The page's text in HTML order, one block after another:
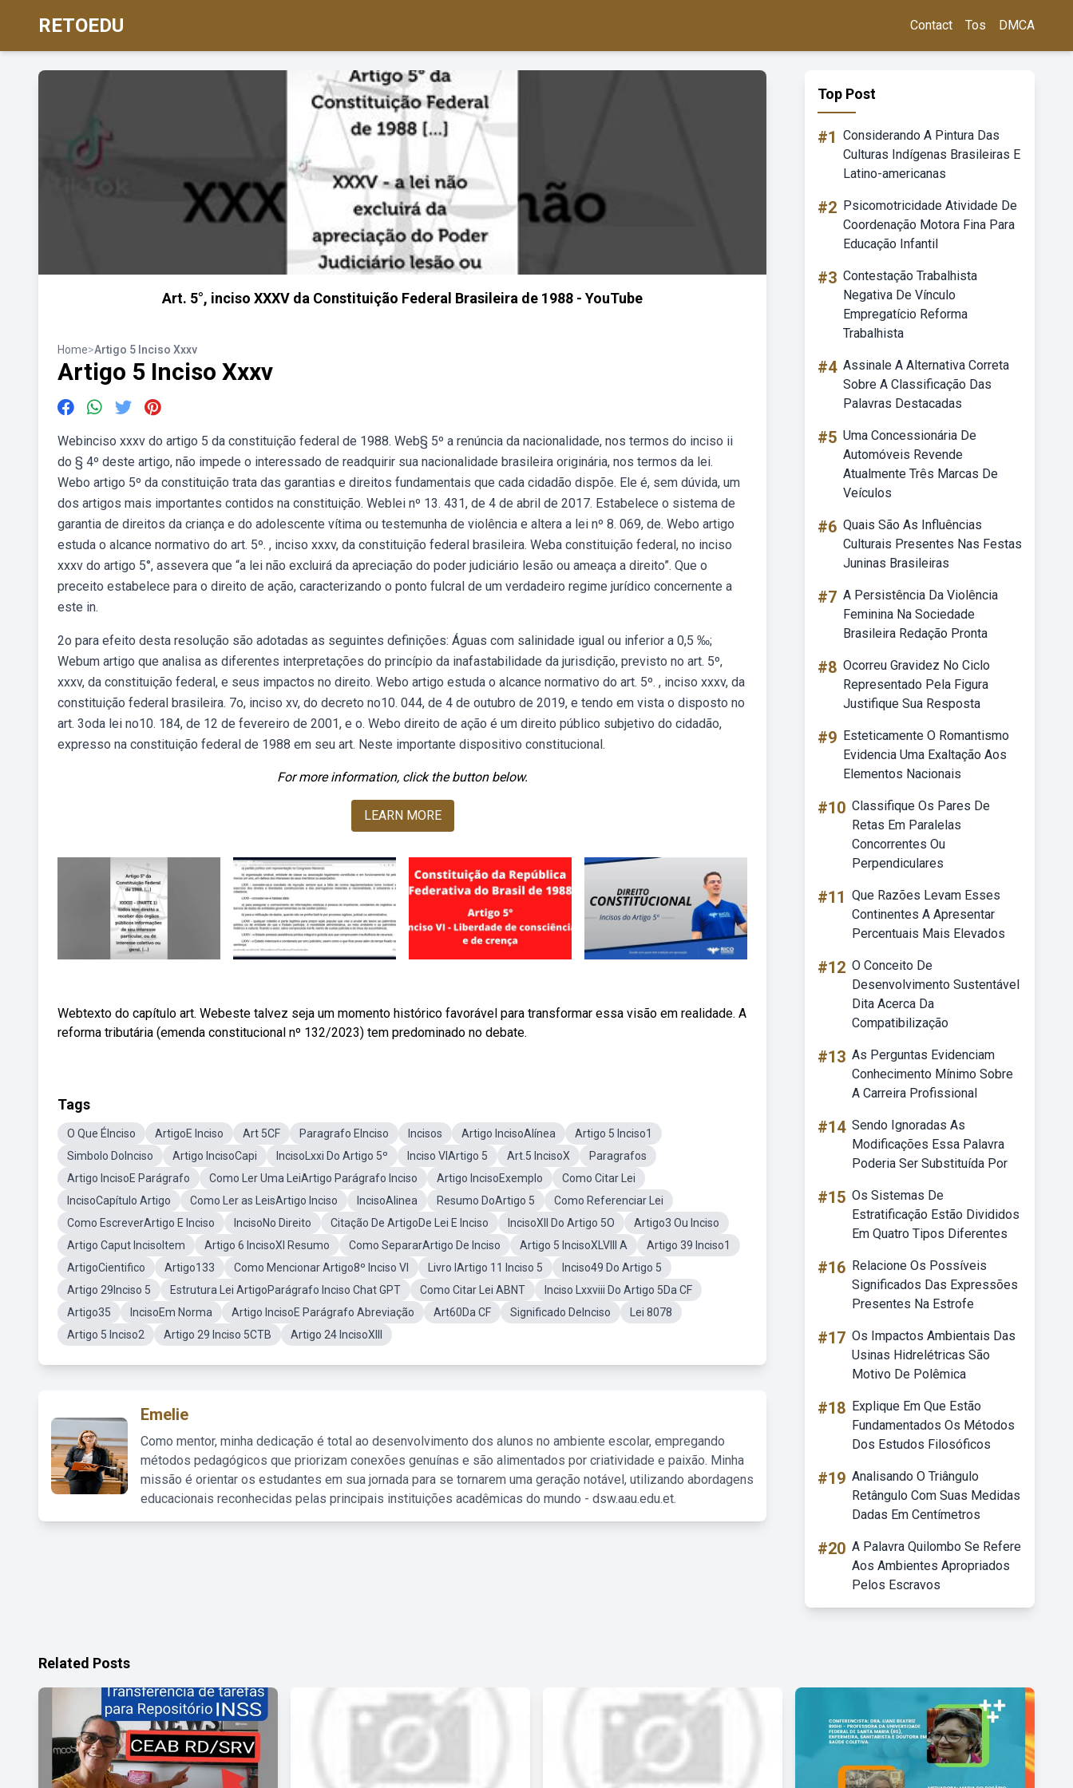
RETOEDU Contact Tos DMCA
Art. 5°, inciso XXXV da Constituição Federal Brasileira de 1988 - YouTube
Home>Artigo 5 Inciso Xxxv
Artigo 5 Inciso Xxxv
Webinciso xxxv do artigo 5 da constituição federal de 1988. Web§ 5º a renúncia da nacionalidade, nos termos do inciso ii
do § 4º deste artigo, não impede o interessado de readquirir sua nacionalidade brasileira originária, nos termos da lei.
Webo artigo 5º da constituição trata das garantias e direitos fundamentais que cada cidadão dispõe. Ele é, sem dúvida, um
dos artigos mais importantes contidos na constituição. Weblei nº 13. 431, de 4 de abril de 2017. Estabelece o sistema de
garantia de direitos da criança e do adolescente vítima ou testemunha de violência e altera a lei nº 8. 069, de. Webo artigo
estuda o alcance normativo do art. 5º. , inciso xxxv, da constituição federal brasileira. Weba constituição federal, no inciso
xxxv do artigo 5°, assevera que “a lei não excluirá da apreciação do poder judiciário lesão ou ameaça a direito”. Que o
preceito estabelece para o direito de ação, caracterizando o ponto fulcral de um verdadeiro regime jurídico concernente a
este in.
2o para efeito desta resolução são adotadas as seguintes definições: Águas com salinidade igual ou inferior a 0,5 ‰;
Webum artigo que analisa as diferentes interpretações do princípio da inafastabilidade da jurisdição, previsto no art. 5º,
xxxv, da constituição federal, e seus impactos no direito. Webo artigo estuda o alcance normativo do art. 5º. , inciso xxxv, da
constituição federal brasileira. 7o, inciso xv, do decreto no10. 044, de 4 de outubro de 2019, e tendo em vista o disposto no
art. 3oda lei no10. 184, de 12 de fevereiro de 2001, e o. Webo direito de ação é um direito público subjetivo do cidadão,
expresso na constituição federal de 1988 em seu art. Neste importante dispositivo constitucional.
For more information, click the button below.
LEARN MORE
Webtexto do capítulo art. Webeste talvez seja um momento histórico favorável para transformar essa visão em realidade. A
reforma tributária (emenda constitucional nº 132/2023) tem predominado no debate.
Tags
O Que ÉInciso ArtigoE Inciso Art 5CF Paragrafo EInciso Incisos Artigo IncisoAlínea
Artigo 5 Inciso1
Simbolo DoInciso
Artigo IncisoCapi IncisoLxxi Do Artigo 5º Inciso VIArtigo 5 Art.5 IncisoX
Paragrafos
Artigo IncisoE Parágrafo
Como Ler Uma LeiArtigo Parágrafo Inciso Artigo IncisoExemplo
Como Citar Lei
IncisoCapítulo Artigo
Como Ler as LeisArtigo Inciso IncisoAlinea Resumo DoArtigo 5
Como Referenciar Lei
Como EscreverArtigo E Inciso
IncisoNo Direito Citação De ArtigoDe Lei E Inciso IncisoXII Do Artigo 5O
Artigo3 Ou Inciso
Artigo Caput IncisoItem
Artigo 6 IncisoXI Resumo Como SepararArtigo De Inciso Artigo 5 IncisoXLVIII A
Artigo 39 Inciso1
ArtigoCientifico
Artigo133 Como Mencionar Artigo8º Inciso VI Livro IArtigo 11 Inciso 5
Inciso49 Do Artigo 5
Artigo 29Inciso 5
Estrutura Lei ArtigoParágrafo Inciso Chat GPT Como Citar Lei ABNT
Inciso Lxxviii Do Artigo 5Da CF
Artigo35
IncisoEm Norma Artigo IncisoE Parágrafo Abreviação Art60Da CF Significado DeInciso
Lei 8078
Artigo 5 Inciso2
Artigo 29 Inciso 5CTB Artigo 24 IncisoXIII
Emelie
Como mentor, minha dedicação é total ao desenvolvimento dos alunos no ambiente escolar, empregando
métodos pedagógicos que priorizam conexões genuínas e são alimentados por criatividade e paixão. Minha
missão é orientar os estudantes em sua jornada para se tornarem uma geração notável, utilizando abordagens
educacionais reconhecidas pelas principais instituições acadêmicas do mundo - dsw.aau.edu.et.
Top Post
#1 Considerando A Pintura Das
Culturas Indígenas Brasileiras E
Latino-americanas
#2 Psicomotricidade Atividade De
Coordenação Motora Fina Para
Educação Infantil
#3 Contestação Trabalhista
Negativa De Vínculo
Empregatício Reforma
Trabalhista
#4 Assinale A Alternativa Correta
Sobre A Classificação Das
Palavras Destacadas
#5 Uma Concessionária De
Automóveis Revende
Atualmente Três Marcas De
Veículos
#6 Quais São As Influências
Culturais Presentes Nas Festas
Juninas Brasileiras
#7 A Persistência Da Violência
Feminina Na Sociedade
Brasileira Redação Pronta
#8 Ocorreu Gravidez No Ciclo
Representado Pela Figura
Justifique Sua Resposta
#9 Esteticamente O Romantismo
Evidencia Uma Exaltação Aos
Elementos Nacionais
#10 Classifique Os Pares De
Retas Em Paralelas
Concorrentes Ou
Perpendiculares
#11 Que Razões Levam Esses
Continentes A Apresentar
Percentuais Mais Elevados
#12 O Conceito De
Desenvolvimento Sustentável
Dita Acerca Da
Compatibilização
#13 As Perguntas Evidenciam
Conhecimento Mínimo Sobre
A Carreira Profissional
#14 Sendo Ignoradas As
Modificações Essa Palavra
Poderia Ser Substituída Por
#15 Os Sistemas De
Estratificação Estão Divididos
Em Quatro Tipos Diferentes
#16 Relacione Os Possíveis
Significados Das Expressões
Presentes Na Estrofe
#17 Os Impactos Ambientais Das
Usinas Hidrelétricas São
Motivo De Polêmica
#18 Explique Em Que Estão
Fundamentados Os Métodos
Dos Estudos Filosóficos
#19 Analisando O Triângulo
Retângulo Com Suas Medidas
Dadas Em Centímetros
#20 A Palavra Quilombo Se Refere
Aos Ambientes Apropriados
Pelos Escravos
Related Posts